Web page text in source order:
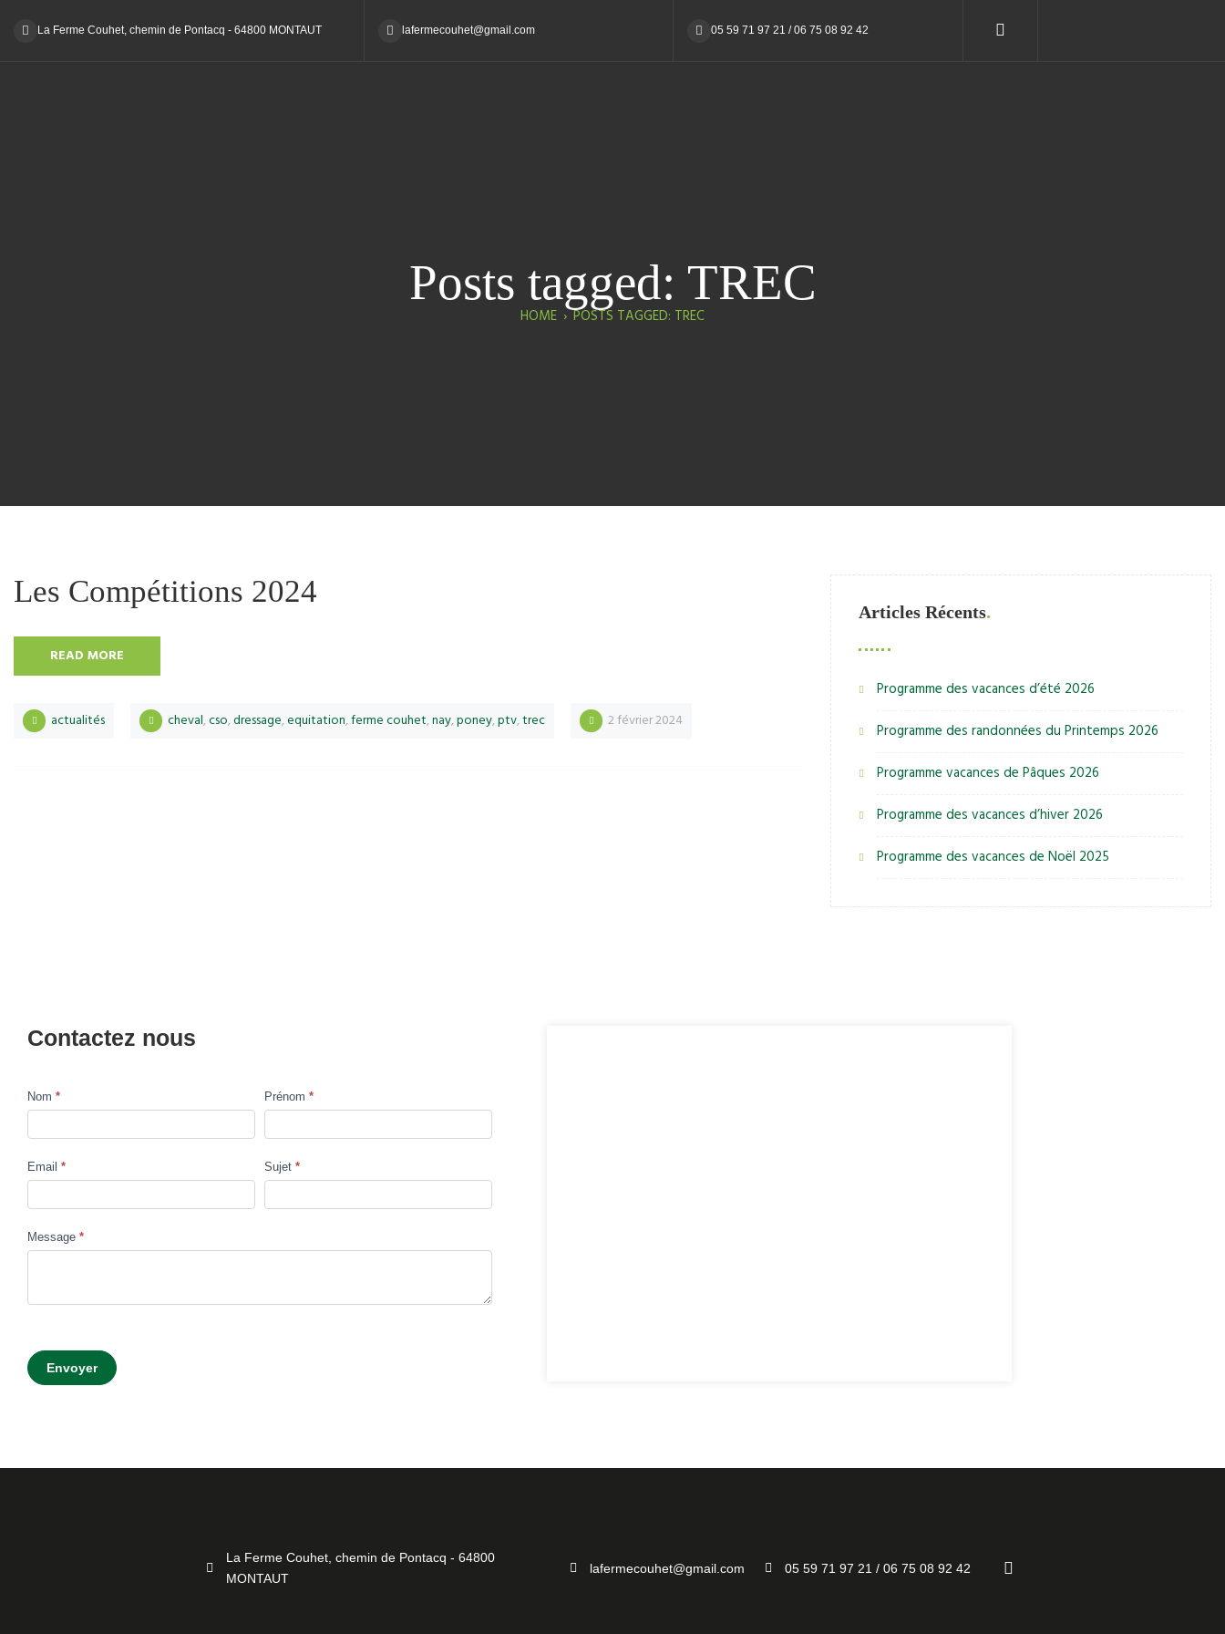
La Ferme Couhet, chemin de Pontacq - 64800 MONTAUT lafermecouhet@gmail.com 05 59 71 97 21 / 06 75 08 92 42
Posts tagged: TREC
HOME ›POSTS TAGGED: TREC
Les Compétitions 2024
READ MORE
actualités cheval,cso,dressage,equitation,ferme couhet,nay,poney,ptv,trec 2 février 2024
Articles Récents
Programme des vacances d’été 2026
Programme des randonnées du Printemps 2026
Programme vacances de Pâques 2026
Programme des vacances d’hiver 2026
Programme des vacances de Noël 2025
Contactez nous
Contact
Us
Nom * Prénom*
Email * Sujet*
Message *
Envoyer
La Ferme Couhet, chemin de Pontacq - 64800
MONTAUT
lafermecouhet@gmail.com 05 59 71 97 21 / 06 75 08 92 42